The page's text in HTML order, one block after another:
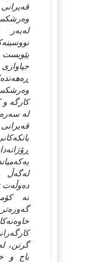
له‌به‌ر
کارگه‌ و
له‌
له‌گه‌ڵ
ده‌وڵه‌ت
نه‌
گرتن،
باج و